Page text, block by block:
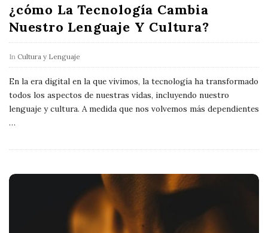
¿cómo La Tecnología Cambia
Nuestro Lenguaje Y Cultura?
In Cultura y Lenguaje
En la era digital en la que vivimos, la tecnología ha transformado
todos los aspectos de nuestras vidas, incluyendo nuestro
lenguaje y cultura. A medida que nos volvemos más dependientes
…